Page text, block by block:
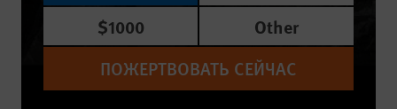
$1000
Other
ПОЖЕРТВОВАТЬ СЕЙЧАС